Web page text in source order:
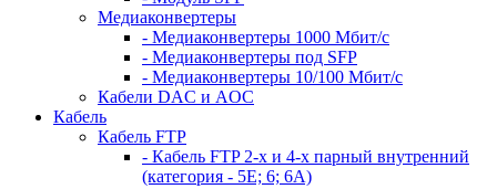
Медиаконвертеры
- Медиаконвертеры 1000 Мбит/с
- Медиаконвертеры под SFP
- Медиаконвертеры 10/100 Мбит/с
Кабели DAC и AOC
Кабель
Кабель FTP
- Кабель FTP 2-х и 4-х парный внутренний
(категория - 5Е; 6; 6А)